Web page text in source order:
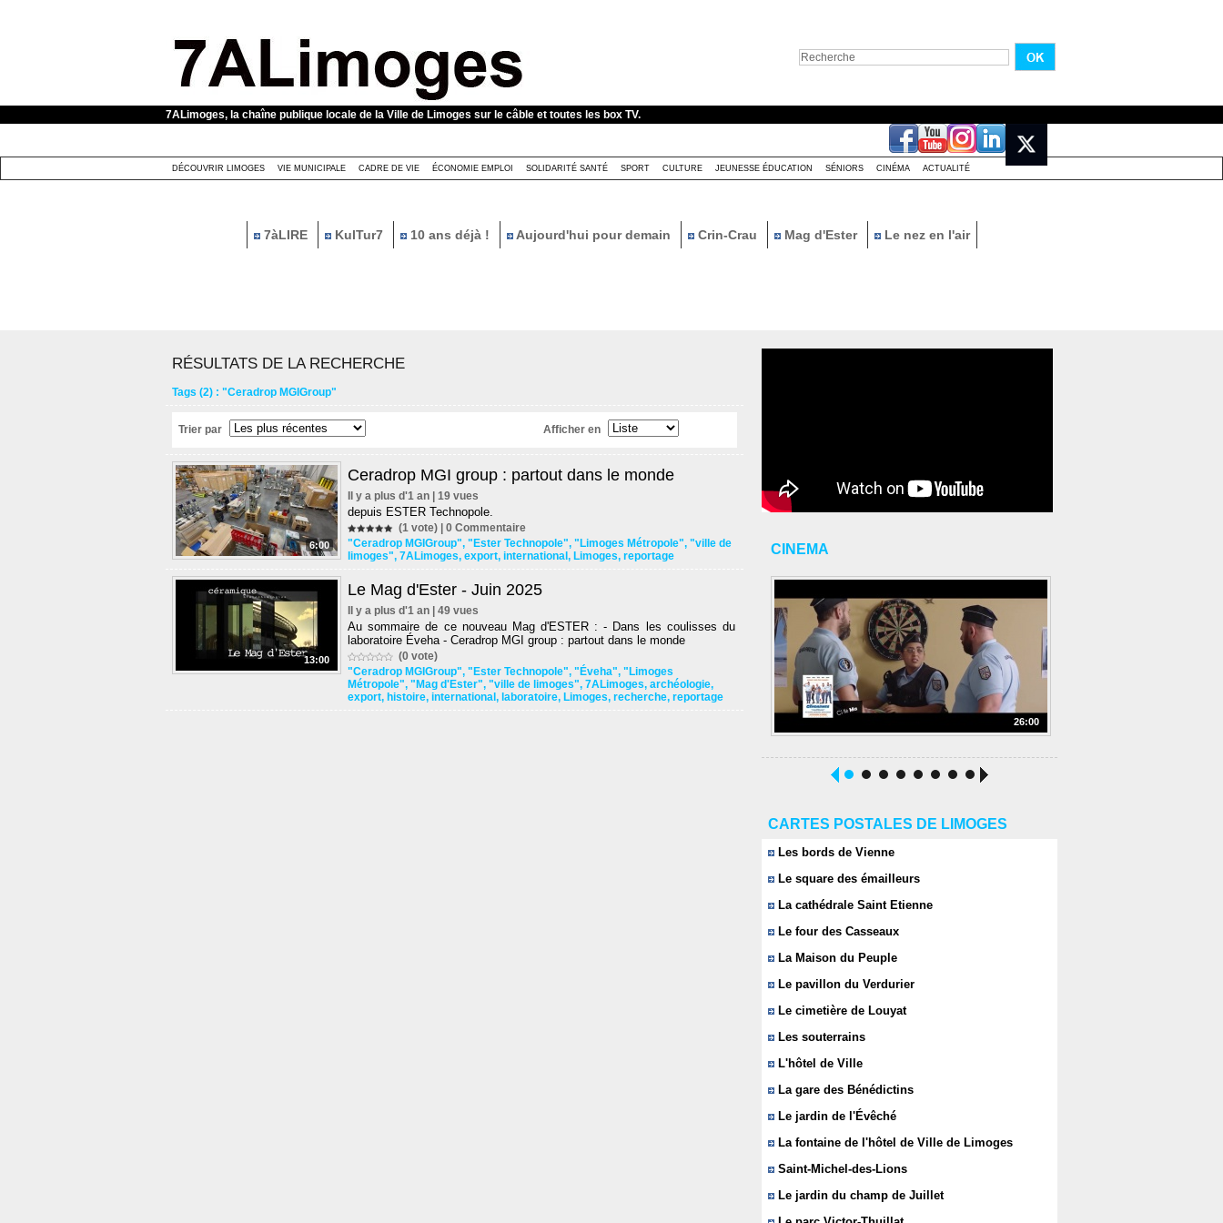
7ALimoges, la chaîne publique locale de la Ville de Limoges sur le câble et toutes les box TV.
DÉCOUVRIR LIMOGES VIE MUNICIPALE CADRE DE VIE ÉCONOMIE EMPLOI SOLIDARITÉ SANTÉ SPORT CULTURE JEUNESSE ÉDUCATION SÉNIORS CINÉMA ACTUALITÉ
7àLIRE KulTur7 10 ans déjà ! Aujourd'hui pour demain Crin-Crau Mag d'Ester Le nez en l'air
RÉSULTATS DE LA RECHERCHE
Tags (2) : "Ceradrop MGIGroup"
Trier par Afficher en
6:00
Ceradrop MGI group : partout dans le monde
Il y a plus d'1 an | 19 vues
depuis ESTER Technopole.
(1 vote) | 0 Commentaire
"Ceradrop MGIGroup", "Ester Technopole", "Limoges Métropole", "ville de
limoges", 7ALimoges, export, international , Limoges, reportage
13:00
Le Mag d'Ester - Juin 2025
Il y a plus d'1 an | 49 vues
Au sommaire de ce nouveau Mag d'ESTER : - Dans les coulisses du
laboratoire Éveha - Ceradrop MGI group : partout dans le monde
(0 vote)
"Ceradrop MGIGroup", "Ester Technopole", "Éveha", "Limoges
Métropole", "Mag d'Ester", "ville de limoges", 7ALimoges, archéologie,
export, histoire, international , laboratoire, Limoges, recherche, reportage
CINEMA
26:00
CARTES POSTALES DE LIMOGES
Les bords de Vienne
Le square des émailleurs
La cathédrale Saint Etienne
Le four des Casseaux
La Maison du Peuple
Le pavillon du Verdurier
Le cimetière de Louyat
Les souterrains
L'hôtel de Ville
La gare des Bénédictins
Le jardin de l'Évêché
La fontaine de l'hôtel de Ville de Limoges
Saint-Michel-des-Lions
Le jardin du champ de Juillet